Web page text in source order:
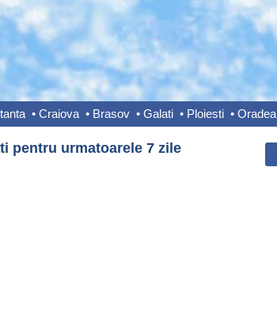
• Craiova • Brasov • Galati • Ploiesti • Oradea
pentru urmatoarele 7 zile